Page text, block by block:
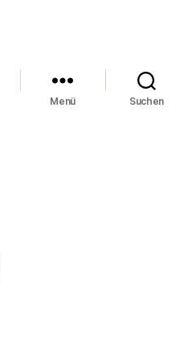
Menü Suchen